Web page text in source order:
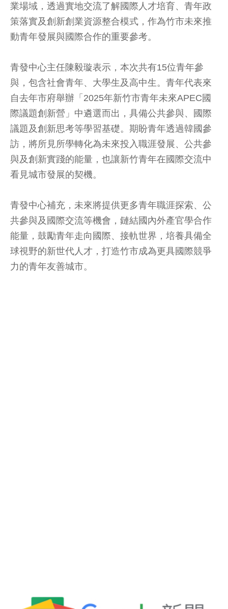
業場域，透過實地交流了解國際人才培育、青年政
策落實及創新創業資源整合模式，作為竹市未來推
動青年發展與國際合作的重要參考。
青發中心主任陳毅璇表示，本次共有15位青年參
與，包含社會青年、大學生及高中生。青年代表來
自去年市府舉辦「2025年新竹市青年未來APEC國
際議題創新營」中遴選而出，具備公共參與、國際
議題及創新思考等學習基礎。期盼青年透過韓國參
訪，將所見所學轉化為未來投入職涯發展、公共參
與及創新實踐的能量，也讓新竹青年在國際交流中
看見城市發展的契機。
青發中心補充，未來將提供更多青年職涯探索、公
共參與及國際交流等機會，鏈結國內外產官學合作
能量，鼓勵青年走向國際、接軌世界，培養具備全
球視野的新世代人才，打造竹市成為更具國際競爭
力的青年友善城市。